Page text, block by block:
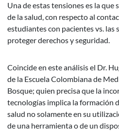
Una de estas tensiones es la que
de la salud, con respecto al
estudiantes con pacientes vs. las
proteger derechos y seguridad.
Coincide en este análisis el Dr.
de la Escuela Colombiana de
Bosque; quien precisa que la
tecnologías implica la formación
salud no solamente en su
de una herramienta o de un